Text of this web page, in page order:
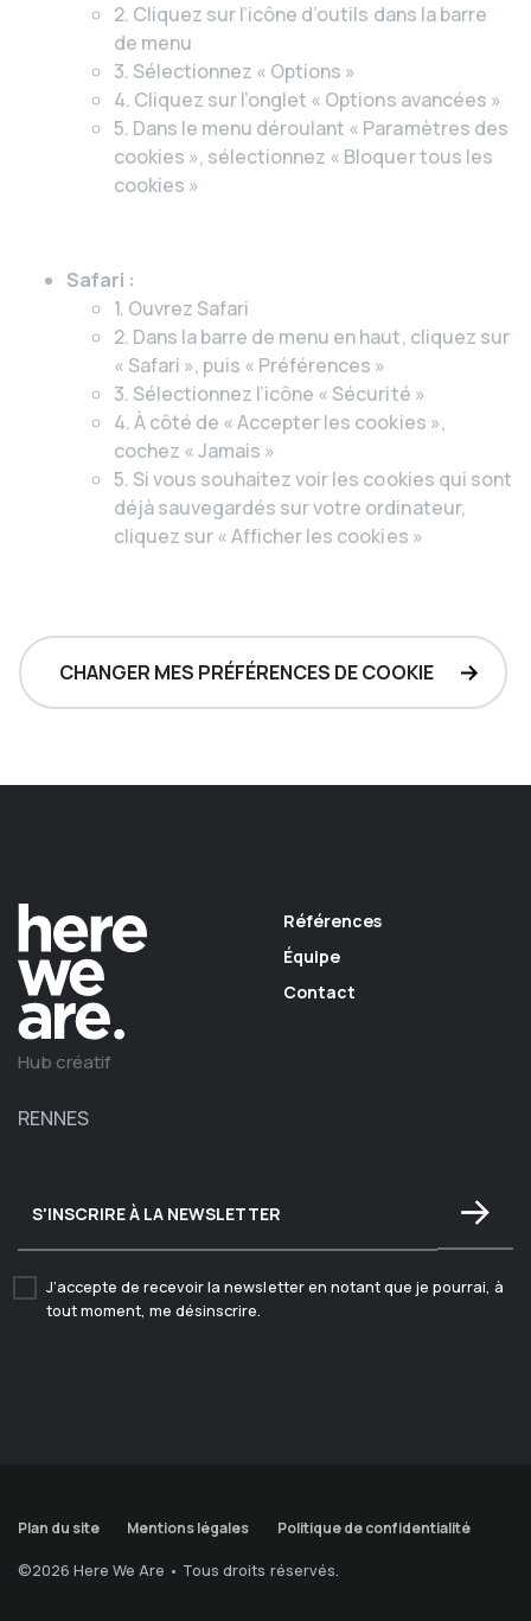
2. Cliquez sur l’icône d’outils dans la barre
de menu
3. Sélectionnez « Options »
4. Cliquez sur l’onglet « Options avancées »
5. Dans le menu déroulant « Paramètres des
cookies », sélectionnez « Bloquer tous les
cookies »
Safari :
1. Ouvrez Safari
2. Dans la barre de menu en haut, cliquez sur
« Safari », puis « Préférences »
3. Sélectionnez l’icône « Sécurité »
4. À côté de « Accepter les cookies »,
cochez « Jamais »
5. Si vous souhaitez voir les cookies qui sont
déjà sauvegardés sur votre ordinateur,
cliquez sur « Afficher les cookies »
CHANGER MES PRÉFÉRENCES DE COOKIE
Hub créatif
Références
Équipe
Contact
RENNES
J’accepte de recevoir la newsletter en notant que je pourrai, à
tout moment, me désinscrire.
©2026 Here We Are • Tous droits réservés.
Plan du site Mentions légales Politique de confidentialité